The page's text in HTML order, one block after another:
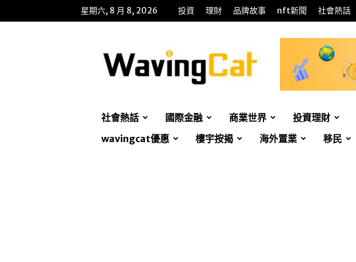
星期六, 8 月 8, 2026 投資 理財 品牌故事 nft新聞 社會熱話
招
財
貓
社會熱話 國際金融 商業世界 投資理財
wavingcat優惠
樓宇按揭 海外置業 移民